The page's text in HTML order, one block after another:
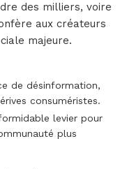
des milliers, voire
aux créateurs
majeure.
de désinformation,
consuméristes.
levier pour
plus